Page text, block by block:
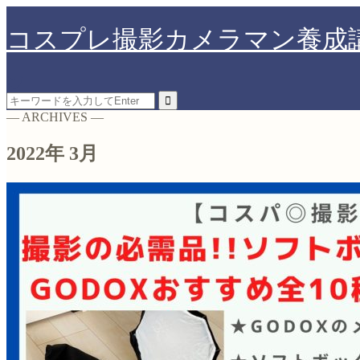
コスプレ撮影カメラマン養成
― ARCHIVES ―
2022年 3月